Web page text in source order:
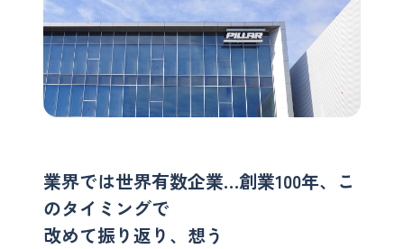
業界では世界有数企業…創業100年、こ
のタイミングで
改めて振り返り、想う